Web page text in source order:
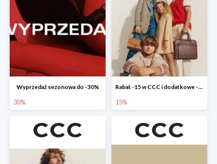
Wyprzedaż sezonowa do -30%
30%
Rabat -15 w CCC i dodatkowe -20% dla klubowiczów
15%